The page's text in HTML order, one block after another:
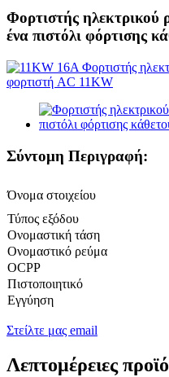
Φορτιστής
ένα πιστόλι φόρτισης
Σύντομη Περιγραφή:
Όνομα στοιχείου
Τύπος εξόδου
Ονομαστική τάση
Ονομαστικό ρεύμα
OCPP
Πιστοποιητικό
Εγγύηση
Στείλτε μας email
Λεπτομέρειες